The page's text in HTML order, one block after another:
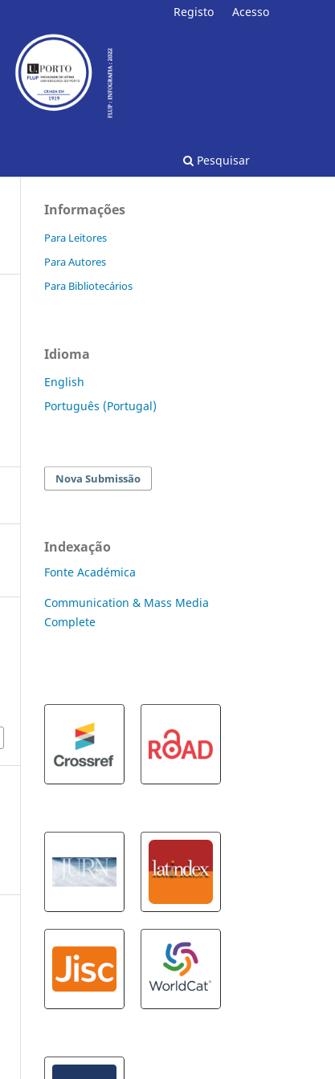
Pesquisar
Registo Acesso
Informações
Para Leitores
Para Autores
Para Bibliotecários
Idioma
English
Português (Portugal)
Nova Submissão
Indexação
Fonte Académica
Communication & Mass Media
Complete